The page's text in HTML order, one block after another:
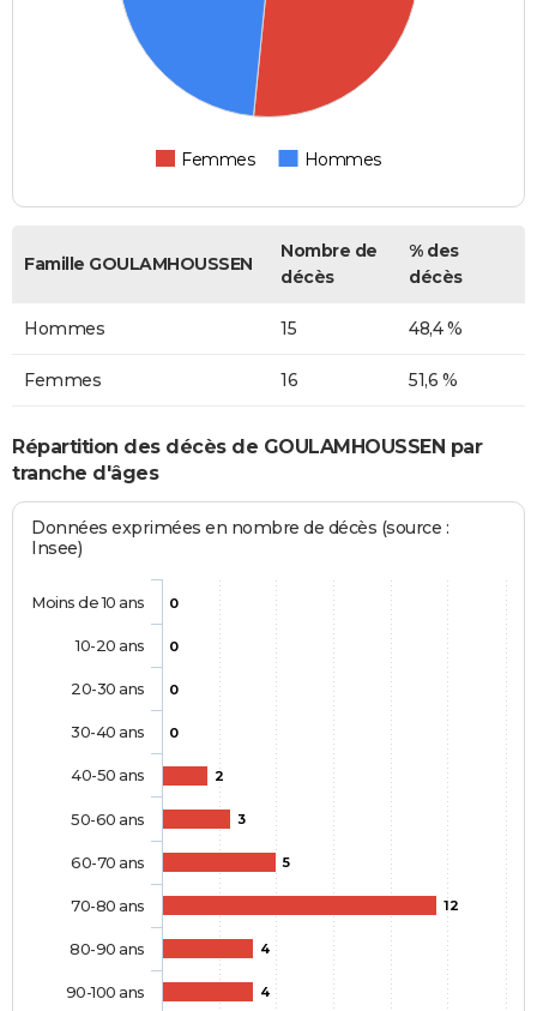
Femmes Hommes
Famille GOULAMHOUSSEN
Nombre de
décès
% des
décès
Hommes 15 48,4 %
Femmes 16 51,6 %
Répartition des décès de GOULAMHOUSSEN par
tranche d'âges
Données exprimées en nombre de décès (source :
Insee)
0
0
0
0
2
3
5
12
4
4
Moins de 10 ans
10-20 ans
20-30 ans
30-40 ans
40-50 ans
50-60 ans
60-70 ans
70-80 ans
80-90 ans
90-100 ans